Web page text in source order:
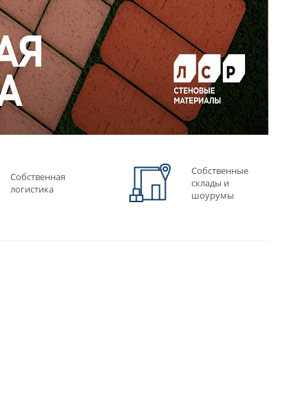
Собственная
логистика
Собственные
склады и
шоурумы